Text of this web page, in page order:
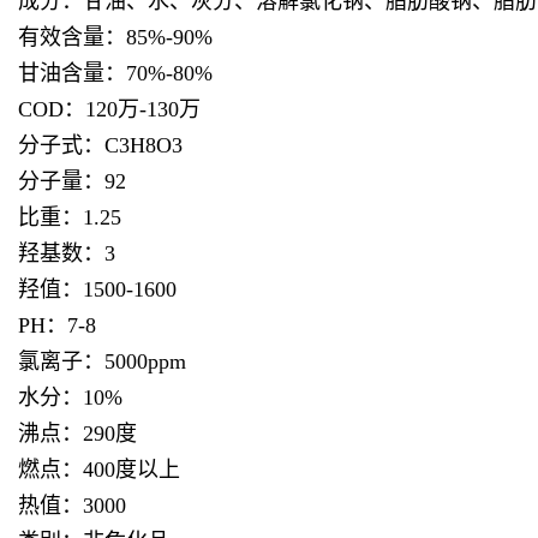
有效含量：85%-90%
甘油含量：70%-80%
COD：120万-130万
分子式：C3H8O3
分子量：92
比重：1.25
羟基数：3
羟值：1500-1600
PH：7-8
氯离子：5000ppm
水分：10%
沸点：290度
燃点：400度以上
热值：3000